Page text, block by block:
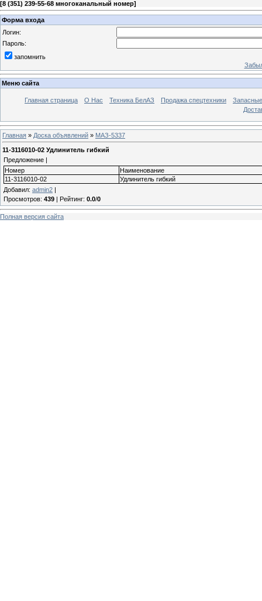
[8 (351) 239-55-68 многоканальный номер]
Форма входа
Логин:
Пароль:
запомнить
Меню сайта
Главная страница О Нас Техника БелАЗ Продажа спецтехники
Главная » Доска объявлений » МАЗ-5337
11-3116010-02 Удлинитель гибкий
Предложение |
Номер
Наименование
11-3116010-02
Удлинитель гибкий
Добавил: admin2 |
Просмотров: 439 | Рейтинг: 0.0/0
Полная версия сайта